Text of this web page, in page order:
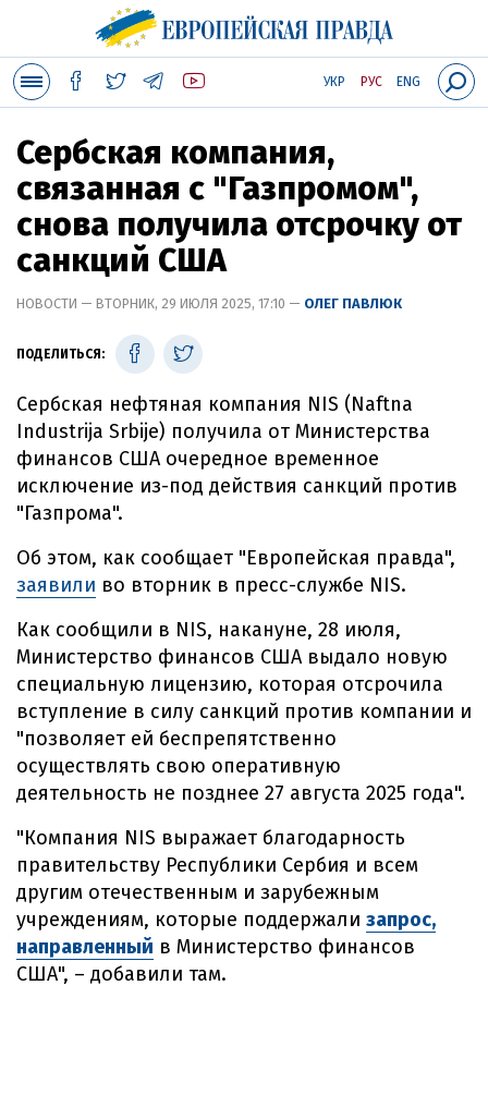
УКР РУС ENG
Сербская компания,
связанная с "Газпромом",
снова получила отсрочку от
санкций США
НОВОСТИ — ВТОРНИК, 29 ИЮЛЯ 2025, 17:10 — ОЛЕГ ПАВЛЮК
ПОДЕЛИТЬСЯ:
Сербская нефтяная компания NIS (Naftna
Industrija Srbije) получила от Министерства
финансов США очередное временное
исключение из-под действия санкций против
"Газпрома".
Об этом, как сообщает "Европейская правда",
заявили во вторник в пресс-службе NIS.
Как сообщили в NIS, накануне, 28 июля,
Министерство финансов США выдало новую
специальную лицензию, которая отсрочила
вступление в силу санкций против компании и
"позволяет ей беспрепятственно
осуществлять свою оперативную
деятельность не позднее 27 августа 2025 года".
"Компания NIS выражает благодарность
правительству Республики Сербия и всем
другим отечественным и зарубежным
учреждениям, которые поддержали запрос,
направленный в Министерство финансов
США", – добавили там.